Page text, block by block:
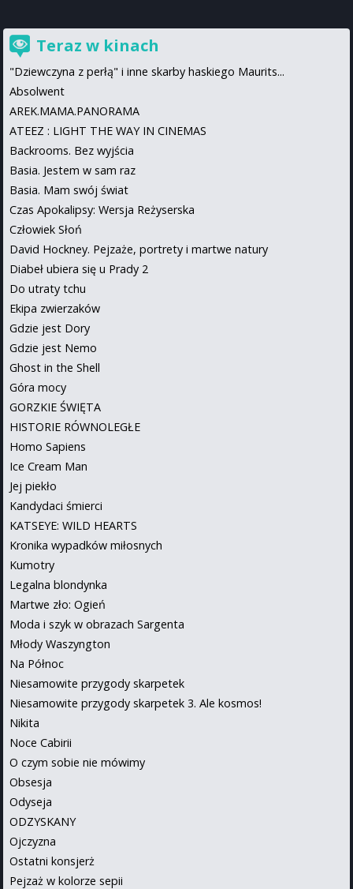
Teraz w kinach
"Dziewczyna z perłą" i inne skarby haskiego Maurits...
Absolwent
AREK.MAMA.PANORAMA
ATEEZ : LIGHT THE WAY IN CINEMAS
Backrooms. Bez wyjścia
Basia. Jestem w sam raz
Basia. Mam swój świat
Czas Apokalipsy: Wersja Reżyserska
Człowiek Słoń
David Hockney. Pejzaże, portrety i martwe natury
Diabeł ubiera się u Prady 2
Do utraty tchu
Ekipa zwierzaków
Gdzie jest Dory
Gdzie jest Nemo
Ghost in the Shell
Góra mocy
GORZKIE ŚWIĘTA
HISTORIE RÓWNOLEGŁE
Homo Sapiens
Ice Cream Man
Jej piekło
Kandydaci śmierci
KATSEYE: WILD HEARTS
Kronika wypadków miłosnych
Kumotry
Legalna blondynka
Martwe zło: Ogień
Moda i szyk w obrazach Sargenta
Młody Waszyngton
Na Północ
Niesamowite przygody skarpetek
Niesamowite przygody skarpetek 3. Ale kosmos!
Nikita
Noce Cabirii
O czym sobie nie mówimy
Obsesja
Odyseja
ODZYSKANY
Ojczyzna
Ostatni konsjerż
Pejzaż w kolorze sepii